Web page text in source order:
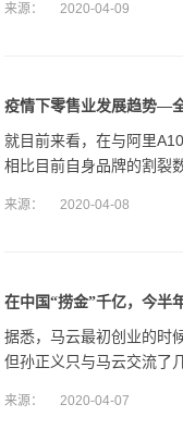
来源： 2020-04-09
疫情下零售业发展趋势—
就目前来看，在与阿里
相比目前自身品牌的割裂
来源： 2020-04-08
在中国“捞金”千亿，今半
据悉，马云最初创业的时
但孙正义只与马云交流了
在阿里巴巴
来源： 2020-04-07